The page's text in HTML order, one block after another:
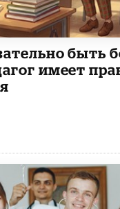
быть
имеет